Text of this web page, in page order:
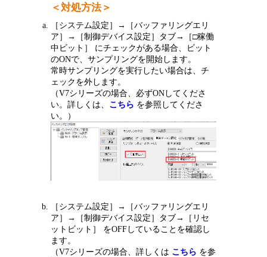
＜対処方法＞
［システム設定］→［バッファリングエリ
ア］→［制御デバイス設定］タブ→［□稼働
中ビット］ にチェックがある場合、ビット
のONで、サンプリングを開始します。
常時サンプリングを実行したい場合は、チ
ェックを外します。
（V7シリーズの場合、必ずONしてくださ
い。詳しくは、 こちら を参照してくださ
い。）
［システム設定］→［バッファリングエリ
ア］→［制御デバイス設定］タブ→［リセ
ットビット］ をOFFしていることを確認し
ます。
（V7シリーズの場合、詳しくは こちら を参